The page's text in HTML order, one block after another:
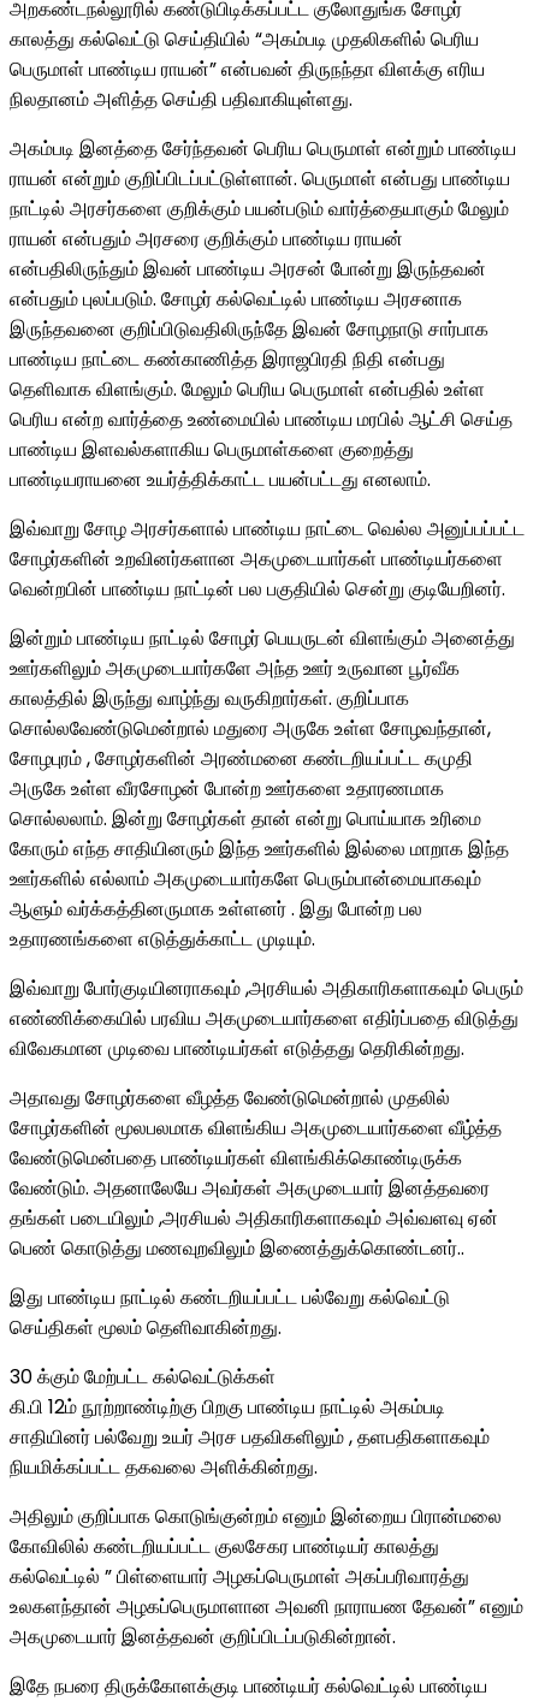
அறகண்டநல்லூரில் கண்டுபிடிக்கப்பட்ட குலோதுங்க சோழர்
காலத்து கல்வெட்டு செய்தியில் “அகம்படி முதலிகளில் பெரிய
பெருமாள் பாண்டிய ராயன்” என்பவன் திருநந்தா விளக்கு எரிய
நிலதானம் அளித்த செய்தி பதிவாகியுள்ளது.
அகம்படி இனத்தை சேர்ந்தவன் பெரிய பெருமாள் என்றும் பாண்டிய
ராயன் என்றும் குறிப்பிடப்பட்டுள்ளான். பெருமாள் என்பது பாண்டிய
நாட்டில் அரசர்களை குறிக்கும் பயன்படும் வார்த்தையாகும் மேலும்
ராயன் என்பதும் அரசரை குறிக்கும் பாண்டிய ராயன்
என்பதிலிருந்தும் இவன் பாண்டிய அரசன் போன்று இருந்தவன்
என்பதும் புலப்படும். சோழர் கல்வெட்டில் பாண்டிய அரசனாக
இருந்தவனை குறிப்பிடுவதிலிருந்தே இவன் சோழநாடு சார்பாக
பாண்டிய நாட்டை கண்காணித்த இராஜபிரதி நிதி என்பது
தெளிவாக விளங்கும். மேலும் பெரிய பெருமாள் என்பதில் உள்ள
பெரிய என்ற வார்த்தை உண்மையில் பாண்டிய மரபில் ஆட்சி செய்த
பாண்டிய இளவல்களாகிய பெருமாள்களை குறைத்து
பாண்டியராயனை உயர்த்திக்காட்ட பயன்பட்டது எனலாம்.
இவ்வாறு சோழ அரசர்களால் பாண்டிய நாட்டை வெல்ல அனுப்பப்பட்ட
சோழர்களின் உறவினர்களான அகமுடையார்கள் பாண்டியர்களை
வென்றபின் பாண்டிய நாட்டின் பல பகுதியில் சென்று குடியேறினர்.
இன்றும் பாண்டிய நாட்டில் சோழர் பெயருடன் விளங்கும் அனைத்து
ஊர்களிலும் அகமுடையார்களே அந்த ஊர் உருவான பூர்வீக
காலத்தில் இருந்து வாழ்ந்து வருகிறார்கள். குறிப்பாக
சொல்லவேண்டுமென்றால் மதுரை அருகே உள்ள சோழவந்தான்,
சோழபுரம் , சோழர்களின் அரண்மனை கண்டறியப்பட்ட கமுதி
அருகே உள்ள வீரசோழன் போன்ற ஊர்களை உதாரணமாக
சொல்லலாம். இன்று சோழர்கள் தான் என்று பொய்யாக உரிமை
கோரும் எந்த சாதியினரும் இந்த ஊர்களில் இல்லை மாறாக இந்த
ஊர்களில் எல்லாம் அகமுடையார்களே பெரும்பான்மையாகவும்
ஆளும் வர்க்கத்தினருமாக உள்ளனர் . இது போன்ற பல
உதாரணங்களை எடுத்துக்காட்ட முடியும்.
இவ்வாறு போர்குடியினராகவும் ,அரசியல் அதிகாரிகளாகவும் பெரும்
எண்ணிக்கையில் பரவிய அகமுடையார்களை எதிர்ப்பதை விடுத்து
விவேகமான முடிவை பாண்டியர்கள் எடுத்தது தெரிகின்றது.
அதாவது சோழர்களை வீழத்த வேண்டுமென்றால் முதலில்
சோழர்களின் மூலபலமாக விளங்கிய அகமுடையார்களை வீழ்த்த
வேண்டுமென்பதை பாண்டியர்கள் விளங்கிக்கொண்டிருக்க
வேண்டும். அதனாலேயே அவர்கள் அகமுடையார் இனத்தவரை
தங்கள் படையிலும் ,அரசியல் அதிகாரிகளாகவும் அவ்வளவு ஏன்
பெண் கொடுத்து மணவுறவிலும் இணைத்துக்கொண்டனர்..
இது பாண்டிய நாட்டில் கண்டறியப்பட்ட பல்வேறு கல்வெட்டு
செய்திகள் மூலம் தெளிவாகின்றது.
30 க்கும் மேற்பட்ட கல்வெட்டுக்கள்
கி.பி 12ம் நூற்றாண்டிற்கு பிறகு பாண்டிய நாட்டில் அகம்படி
சாதியினர் பல்வேறு உயர் அரச பதவிகளிலும் , தளபதிகளாகவும்
நியமிக்கப்பட்ட தகவலை அளிக்கின்றது.
அதிலும் குறிப்பாக கொடுங்குன்றம் எனும் இன்றைய பிரான்மலை
கோவிலில் கண்டறியப்பட்ட குலசேகர பாண்டியர் காலத்து
கல்வெட்டில் ” பிள்ளையார் அழகப்பெருமாள் அகப்பரிவாரத்து
உலகளந்தான் அழகப்பெருமாளான அவனி நாராயண தேவன்” எனும்
அகமுடையார் இனத்தவன் குறிப்பிடப்படுகின்றான்.
இதே நபரை திருக்கோளக்குடி பாண்டியர் கல்வெட்டில் பாண்டிய